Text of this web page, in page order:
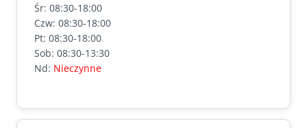
Śr: 08:30-18:00
Czw: 08:30-18:00
Pt: 08:30-18:00
Sob: 08:30-13:30
Nd: Nieczynne